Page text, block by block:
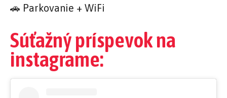
🚗 Parkovanie + WiFi
Súťažný príspevok na
instagrame: